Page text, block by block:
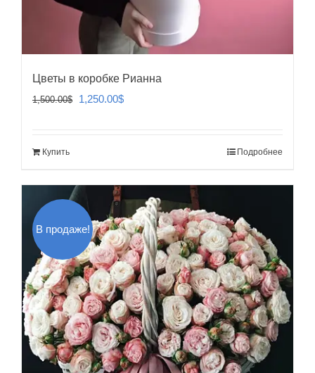
Цветы в коробке Рианна
1,500.00$
Первоначальная
1,250.00$Текущая
Купить Подробнее
В продаже!